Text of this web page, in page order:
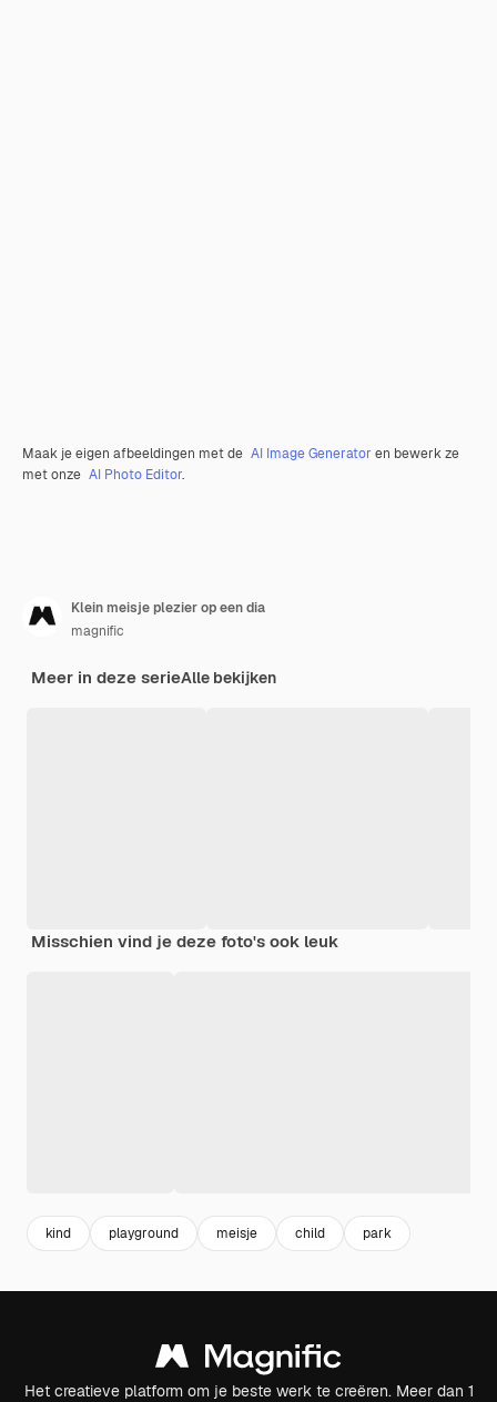
Maak je eigen afbeeldingen met de AI Image Generator en bewerk ze
met onze AI Photo Editor.
Klein meisje plezier op een dia
magnific
Meer in deze serieAlle bekijken
Misschien vind je deze foto's ook leuk
kind playground meisje child park
Het creatieve platform om je beste werk te creëren. Meer dan 1